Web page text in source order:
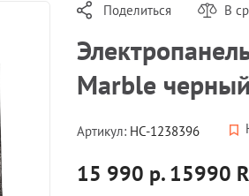
Поделиться В
Marble
Артикул: НС-1238396
15 990 р. 15990